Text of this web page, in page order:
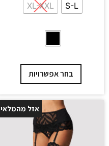
S-L
XL-XXL
בחר אפשרויות
אזל מהמלאי